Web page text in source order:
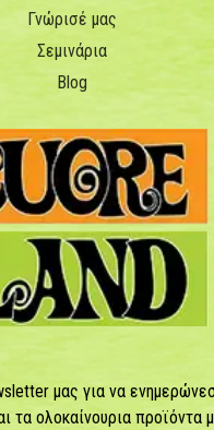
Γνώρισέ μας
Σεμινάρια
Blog
μας για να
τα ολοκαίνουρια προϊόντα